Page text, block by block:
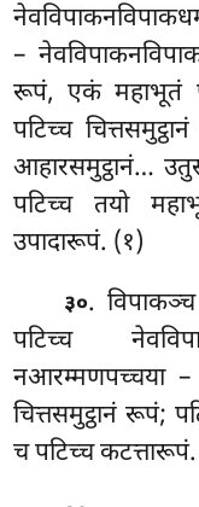
–
रूपं, एकं महाभूतं
पटिच्च
आहारसमुट्ठानं…
पटिच्च तयो
उपादारूपं. (१)
३०. विपाकञ्च
पटिच्च
नआरम्मणपच्चया
चित्तसमुट्ठानं रूपं;
च पटिच्च